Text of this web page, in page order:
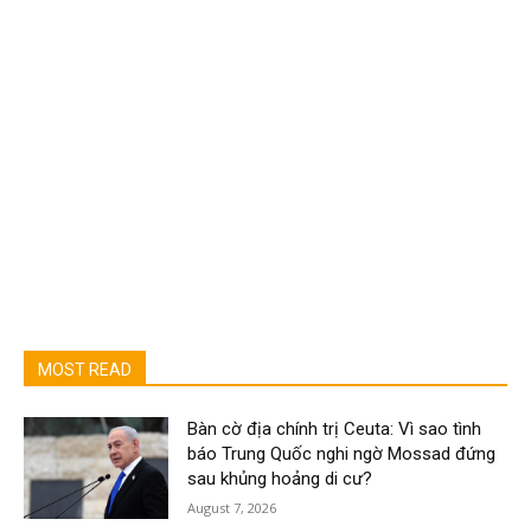
MOST READ
Bàn cờ địa chính trị Ceuta: Vì sao tình
báo Trung Quốc nghi ngờ Mossad đứng
sau khủng hoảng di cư?
August 7, 2026